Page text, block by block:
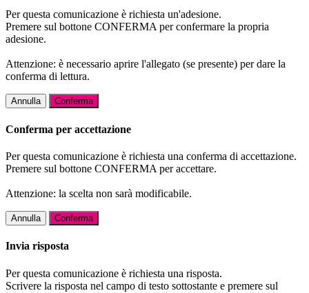
Per questa comunicazione è richiesta un'adesione.
Premere sul bottone CONFERMA per confermare la propria
adesione.
Attenzione: è necessario aprire l'allegato (se presente) per dare la
conferma di lettura.
Annulla Conferma
Conferma per accettazione
Per questa comunicazione è richiesta una conferma di accettazione.
Premere sul bottone CONFERMA per accettare.
Attenzione: la scelta non sarà modificabile.
Annulla Conferma
Invia risposta
Per questa comunicazione è richiesta una risposta.
Scrivere la risposta nel campo di testo sottostante e premere sul